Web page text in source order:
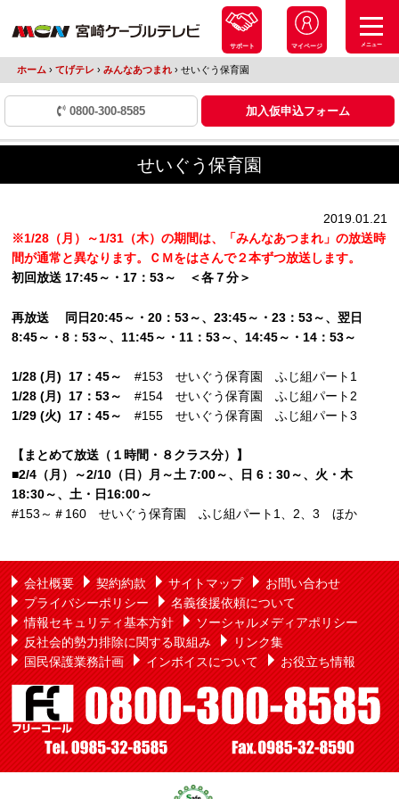
サポート マイページ メニュー
ホーム › てげテレ › みんなあつまれ ›せいぐう保育園
0800-300-8585 加入仮申込フォーム
せいぐう保育園
2019.01.21
※1/28（月）～1/31（木）の期間は、「みんなあつまれ」の放送時
間が通常と異なります。ＣＭをはさんで２本ずつ放送します。
初回放送 17:45～・17：53～ ＜各７分＞
再放送 同日20:45～・20：53～、23:45～・23：53～、翌日
8:45～・8：53～、11:45～・11：53～、14:45～・14：53～
1/28 (月) 17：45～#153 せいぐう保育園 ふじ組パート1
1/28 (月) 17：53～#154 せいぐう保育園 ふじ組パート2
1/29 (火) 17：45～#155 せいぐう保育園 ふじ組パート3
【まとめて放送（１時間・８クラス分）】
■2/4（月）～2/10（日）月～土 7:00～、日 6：30～、火・木
18:30～、土・日16:00～
#153～＃160 せいぐう保育園 ふじ組パート1、2、3 ほか
会社概要 契約約款 サイトマップ
お問い合わせ
プライバシーポリシー
名義後援依頼について
情報セキュリティ基本方針
ソーシャルメディアポリシー
反社会的勢力排除に関する取組み
リンク集
国民保護業務計画
インボイスについて お役立ち情報